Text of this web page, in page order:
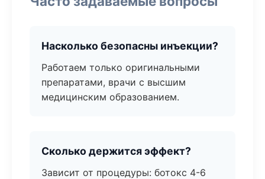
Насколько безопасны инъекции?
Работаем только оригинальными
препаратами, врачи с высшим
медицинским образованием.
Сколько держится эффект?
Зависит от процедуры: ботокс 4-6